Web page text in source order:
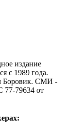
издание
с 1989 года.
Боровик. CМИ -
77-79634 от